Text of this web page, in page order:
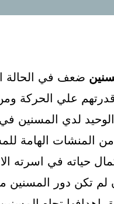
ضعف في الحالة
قدرتهم علي الحركة
لدي
المنشات الهامة
حياته في اسرته
تكن دور المسنين